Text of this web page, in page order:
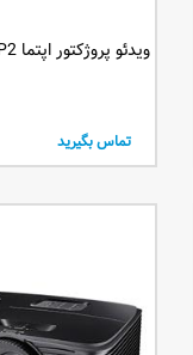
ویدئو پروژکتور اپتما OPTOMA CinemaX P2
تماس بگیرید